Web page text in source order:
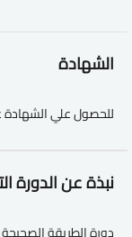
الشهادة
للحصول علي الشهادة
نبذة عن الدورة